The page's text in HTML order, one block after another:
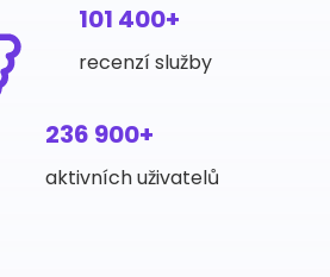
101 400+
recenzí služby
236 900+
aktivních uživatelů